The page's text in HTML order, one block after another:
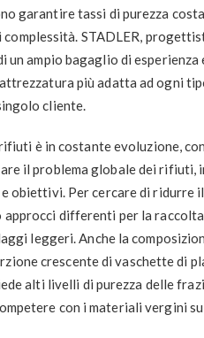
garantire tassi di purezza
STADLER,
ampio bagaglio di esperienza
più adatta ad ogni
cliente.
è in costante evoluzione,
il problema globale dei rifiuti,
Per cercare di ridurre
differenti per la
leggeri. Anche la
crescente di vaschette di
alti livelli di purezza delle
con i materiali vergini